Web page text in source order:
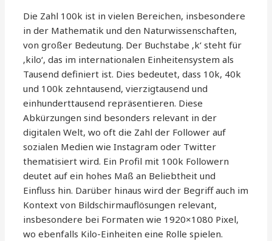
Die Zahl 100k ist in vielen Bereichen, insbesondere
in der Mathematik und den Naturwissenschaften,
von großer Bedeutung. Der Buchstabe ‚k‘ steht für
‚kilo‘, das im internationalen Einheitensystem als
Tausend definiert ist. Dies bedeutet, dass 10k, 40k
und 100k zehntausend, vierzigtausend und
einhunderttausend repräsentieren. Diese
Abkürzungen sind besonders relevant in der
digitalen Welt, wo oft die Zahl der Follower auf
sozialen Medien wie Instagram oder Twitter
thematisiert wird. Ein Profil mit 100k Followern
deutet auf ein hohes Maß an Beliebtheit und
Einfluss hin. Darüber hinaus wird der Begriff auch im
Kontext von Bildschirmauflösungen relevant,
insbesondere bei Formaten wie 1920×1080 Pixel,
wo ebenfalls Kilo-Einheiten eine Rolle spielen.